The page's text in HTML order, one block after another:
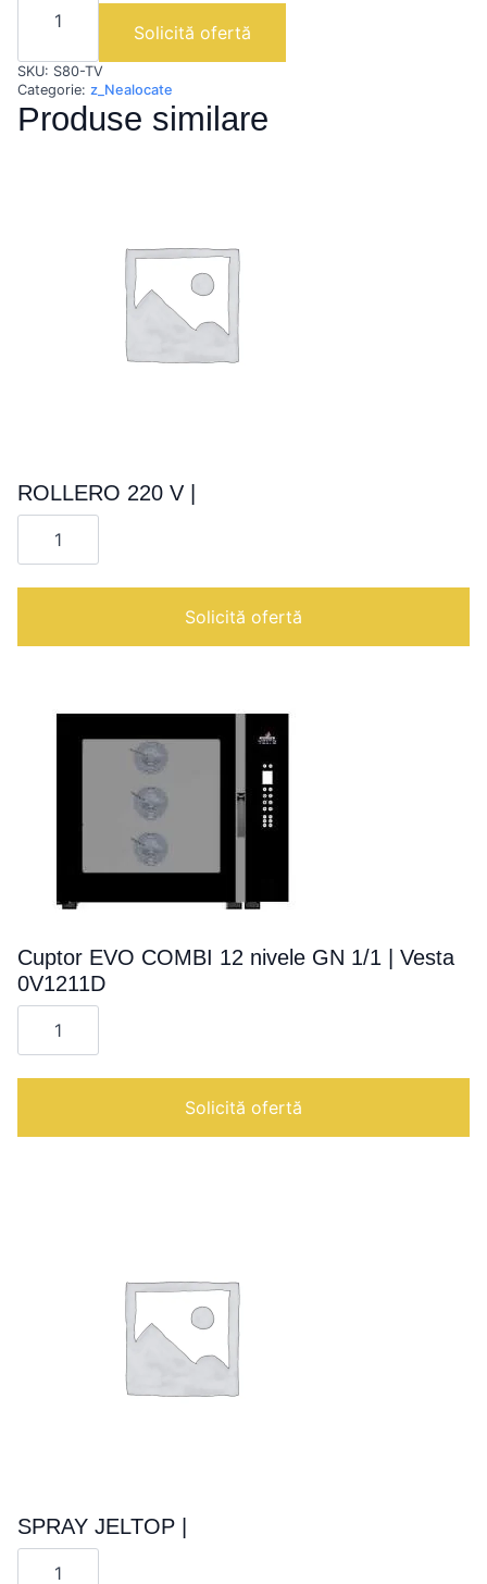
|
AGA
S80-
TV
Solicită ofertă
SKU: S80-TV
Categorie: z_Nealocate
Produse similare
ROLLERO 220 V |
Cantitate
ROLLERO
|
Solicită ofertă
Cuptor EVO COMBI 12 nivele GN 1/1 | Vesta
0V1211D
Cantitate
Cuptor
12
1/1
Solicită ofertă
SPRAY JELTOP |
Cantitate
SPRAY